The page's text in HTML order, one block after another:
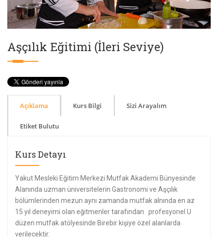
Aşçılık Eğitimi (İleri Seviye)
Açıklama Kurs Bilgi Sizi Arayalım
Etiket Bulutu
Kurs Detayı
Yakut Mesleki Eğitim Merkezi Mutfak Akademi Bünyesinde
Alanında uzman üniversitelerin Gastronomi ve Aşçılık
bölümlerinden mezun aynı zamanda mutfak alnında en az
15 yıl deneyimi olan eğitmenler tarafından profesyonel U
düzen mutfak atölyesinde Birebir kişiye özel alanlarda
verilecektir.